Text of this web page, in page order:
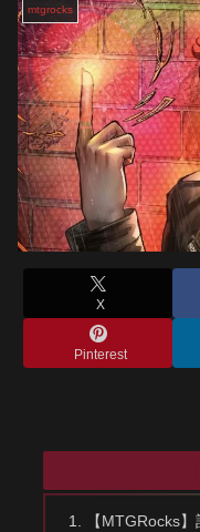
mtgrocks
X
Pinterest
【MTGRocks